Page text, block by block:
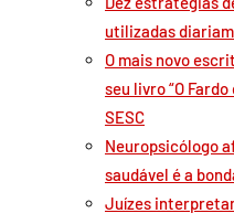
utilizadas
O mais novo
seu livro “O
SESC
Neuropsicólogo
saudável é a
Juízes